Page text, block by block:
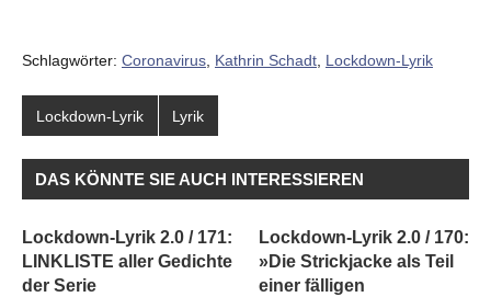
Schlagwörter: Coronavirus, Kathrin Schadt, Lockdown-Lyrik
Lockdown-Lyrik Lyrik
DAS KÖNNTE SIE AUCH INTERESSIEREN
Lockdown-Lyrik 2.0 / 171:
LINKLISTE aller Gedichte
der Serie
Lockdown-Lyrik 2.0 / 170:
»Die Strickjacke als Teil
einer fälligen